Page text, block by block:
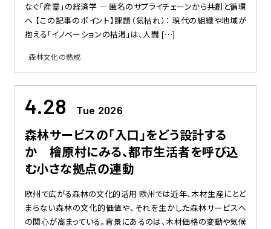
なぐ「産霊」の経済学 — 匿名のサプライチェーンから共創と循環
へ 【この記事のポイント】課題（気枯れ）： 現代の組織や地域が
抱える「イノベーションの枯渇」は、人間 […]
森林文化の熟成
4.28 Tue 2026
森林サービスの「入口」をどう設計する
か 檜原村にみる、都市生活者を呼び込
む小さな拠点の連動
欧州で広がる森林の文化的活用 欧州では近年、木材生産にとど
まらない森林の文化的価値や、それを生かした森林サービスへ
の関心が高まっている。背景にあるのは、木材価格の変動や気候